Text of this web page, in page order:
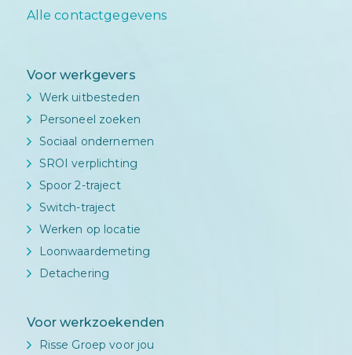
Alle contactgegevens
Voor werkgevers
Werk uitbesteden
Personeel zoeken
Sociaal ondernemen
SROI verplichting
Spoor 2-traject
Switch-traject
Werken op locatie
Loonwaardemeting
Detachering
Voor werkzoekenden
Risse Groep voor jou